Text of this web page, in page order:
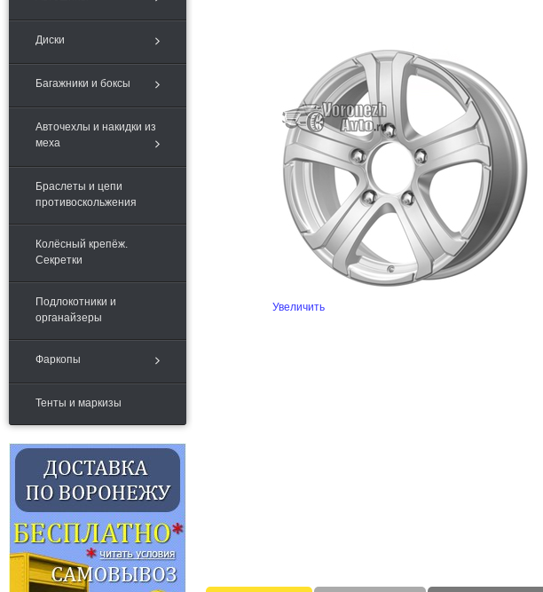
Диски
Багажники и боксы
Авточехлы и накидки из
меха
Браслеты и цепи
противоскольжения
Колёсный крепёж.
Секретки
Подлокотники и
органайзеры
Фаркопы
Тенты и маркизы
Увеличить